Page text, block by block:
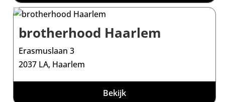
brotherhood Haarlem
Erasmuslaan 3
2037 LA, Haarlem
Bekijk